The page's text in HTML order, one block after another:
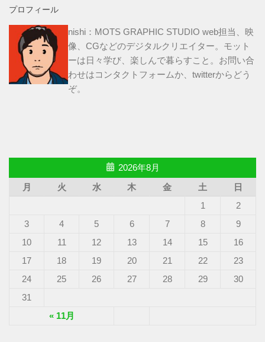
プロフィール
nishi：MOTS GRAPHIC STUDIO web担当、映
像、CGなどのデジタルクリエイター。モット
ーは日々学び、楽しんで暮らすこと。お問い合
わせはコンタクトフォームか、 twitterからどう
ぞ。
2026年8月
月
火 水 木 金 土 日
« 11月
1
2
3
4 5 6 7 8
9
10
11 12 13 14 15
16
17
18 19 20 21 22
23
24
25 26 27 28 29
30
31